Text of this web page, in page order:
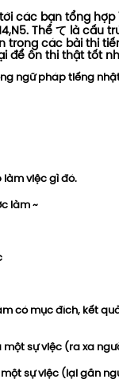
các bạn tổng hợp
Thể て là cấu
trong các bài thi
để ôn thi thật tốt
ngữ pháp tiếng nhật
làm việc gì đó.
làm ~
có mục đích, kết
một sự việc (ra xa
một sự việc (lại gần